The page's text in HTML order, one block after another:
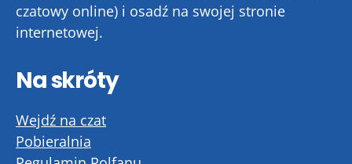
czatowy online) i osadź na swojej stronie
internetowej.
Na skróty
Wejdź na czat
Pobieralnia